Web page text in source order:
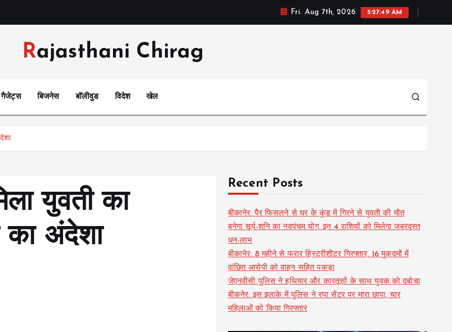
Fri. Aug 7th, 2026 5:27:49 AM
Rajasthani Chirag
गैजेट्स बिजनेस बॉलीवुड विदेश खेल
युवती का
का अंदेशा
Recent Posts
बीकानेर: पैर फिसलने से घर के कुंड में गिरने से युवती की मौत
बनेगा सूर्य-शनि का नवपंचम योग, इन 4 राशियों को मिलेगा जबरदस्त
धन-लाभ
बीकानेर: 8 महीने से फरार हिस्ट्रीशीटर गिरफ्तार, 16 मुकदमों में
वांछित आरोपी को वाहन सहित पकड़ा
जेएनवीसी पुलिस ने हथियार और कारतूसों के साथ युवक को दबोचा
बीकनेर: इस इलाके में पुलिस ने स्पा सेंटर पर मारा छापा, चार
महिलाओं को किया गिरफ्तार